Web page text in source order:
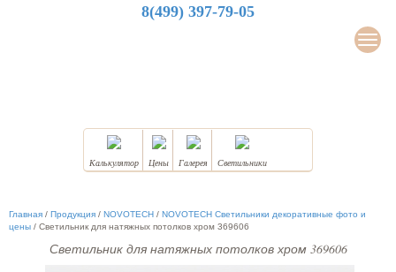
8(499) 397-79-05
Калькулятор Цены Галерея Светильники
Главная / Продукция / NOVOTECH / NOVOTECH Светильники декоративные фото и
цены / Светильник для натяжных потолков хром 369606
Светильник для натяжных потолков хром 369606